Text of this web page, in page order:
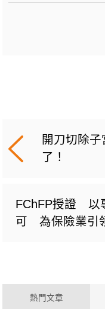
開刀切除
了！
FChFP授證 以
可 為保險業引
熱門文章